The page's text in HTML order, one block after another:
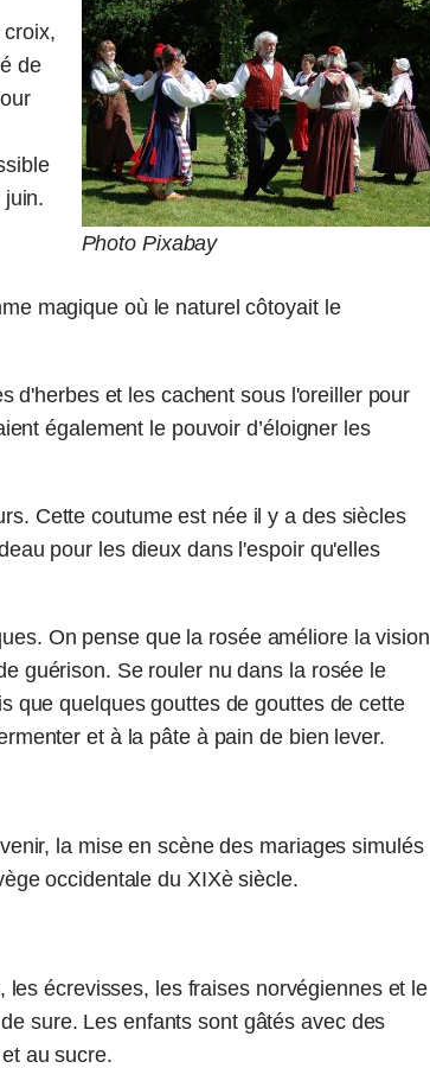
Photo Pixabay
de
magique où le naturel côtoyait le
d'herbes et les cachent sous l'oreiller pour
également le pouvoir d’éloigner les
Cette coutume est née il y a des siècles
pour les dieux dans l'espoir qu'elles
On pense que la rosée améliore la vision
guérison. Se rouler nu dans la rosée le
que quelques gouttes de gouttes de cette
et à la pâte à pain de bien lever.
la mise en scène des mariages simulés
occidentale du XIXè siècle.
écrevisses, les fraises norvégiennes et le
sure. Les enfants sont gâtés avec des
au sucre.